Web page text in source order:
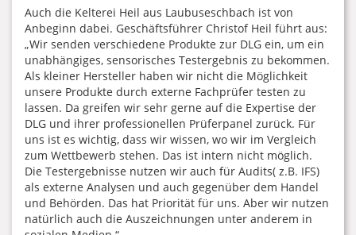
Auch die Kelterei Heil aus Laubuseschbach ist von
Anbeginn dabei. Geschäftsführer Christof Heil führt aus:
„Wir senden verschiedene Produkte zur DLG ein, um ein
unabhängiges, sensorisches Testergebnis zu bekommen.
Als kleiner Hersteller haben wir nicht die Möglichkeit
unsere Produkte durch externe Fachprüfer testen zu
lassen. Da greifen wir sehr gerne auf die Expertise der
DLG und ihrer professionellen Prüferpanel zurück. Für
uns ist es wichtig, dass wir wissen, wo wir im Vergleich
zum Wettbewerb stehen. Das ist intern nicht möglich.
Die Testergebnisse nutzen wir auch für Audits( z.B. IFS)
als externe Analysen und auch gegenüber dem Handel
und Behörden. Das hat Priorität für uns. Aber wir nutzen
natürlich auch die Auszeichnungen unter anderem in